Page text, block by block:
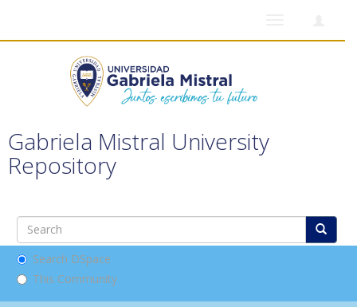
Gabriela Mistral University
Repository
Search DSpace
This Community